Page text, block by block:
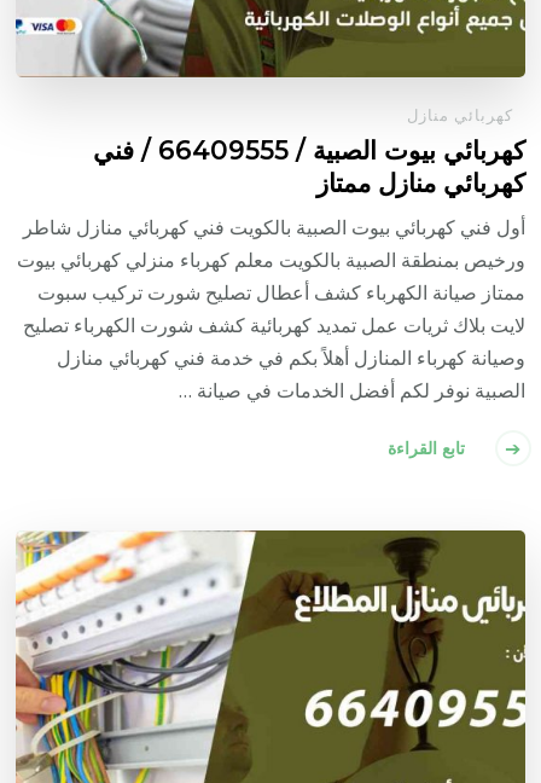
كهربائي منازل
كهربائي بيوت الصبية / 66409555 / فني
كهربائي منازل ممتاز
أول فني كهربائي بيوت الصبية بالكويت فني كهربائي منازل شاطر
ورخيص بمنطقة الصبية بالكويت معلم كهرباء منزلي كهربائي بيوت
ممتاز صيانة الكهرباء كشف أعطال تصليح شورت تركيب سبوت
لايت بلاك ثريات عمل تمديد كهربائية كشف شورت الكهرباء تصليح
وصيانة كهرباء المنازل أهلاً بكم في خدمة فني كهربائي منازل
الصبية نوفر لكم أفضل الخدمات في صيانة …
تابع القراءة